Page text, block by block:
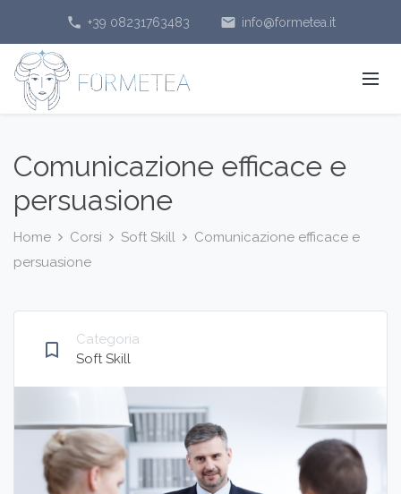
phone +39 08231763483 email info@formetea.it
Comunicazione efficace e
persuasione
Home Corsi Soft Skill
Comunicazione efficace e
persuasione
bookmark_border
Categoria
Soft Skill